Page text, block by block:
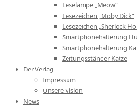
Leselampe „Meow“
Lesezeichen „Moby Dick“
Lesezeichen „Sherlock
Smartphonehalterung
Smartphonehalterung
Zeitungsständer Katze
Der Verlag
Impressum
Unsere Vision
News